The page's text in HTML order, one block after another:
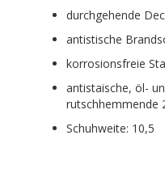
durchgehende
antistische
korrosionsfreie
antistaische, öl-
rutschhemmende
Schuhweite: 10,5